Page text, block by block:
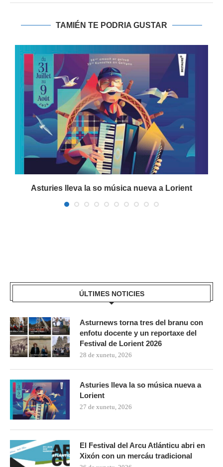
TAMIÉN TE PODRIA GUSTAR
Asturies lleva la so música nueva a Lorient
ÚLTIMES NOTICIES
Asturnews torna tres del branu con
enfotu docente y un reportaxe del
Festival de Lorient 2026
28 de xunetu, 2026
Asturies lleva la so música nueva a
Lorient
27 de xunetu, 2026
El Festival del Arcu Atlánticu abri en
Xixón con un mercáu tradicional